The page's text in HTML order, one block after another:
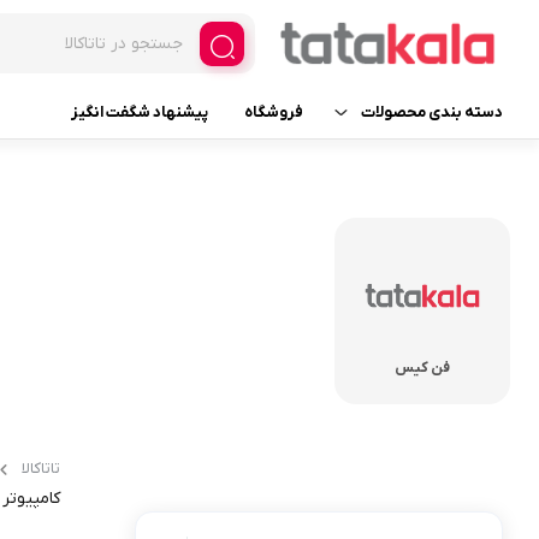
دسته بندی محصولات
لوازم خانگی برقی
لوازم آرایشی
فروشگاه پیشنهاد شگفت انگیز
فن کیس
تاتاکالا
کامپیوتر